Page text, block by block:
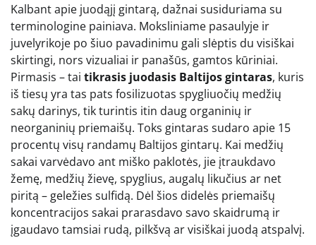
Kalbant apie juodąjį gintarą, dažnai susiduriama su
terminologine painiava. Moksliniame pasaulyje ir
juvelyrikoje po šiuo pavadinimu gali slėptis du visiškai
skirtingi, nors vizualiai ir panašūs, gamtos kūriniai.
Pirmasis – tai tikrasis juodasis Baltijos gintaras, kuris
iš tiesų yra tas pats fosilizuotas spygliuočių medžių
sakų darinys, tik turintis itin daug organinių ir
neorganinių priemaišų. Toks gintaras sudaro apie 15
procentų visų randamų Baltijos gintarų. Kai medžių
sakai varvėdavo ant miško paklotės, jie įtraukdavo
žemę, medžių žievę, spyglius, augalų likučius ar net
piritą – geležies sulfidą. Dėl šios didelės priemaišų
koncentracijos sakai prarasdavo savo skaidrumą ir
įgaudavo tamsiai rudą, pilkšvą ar visiškai juodą atspalvį.